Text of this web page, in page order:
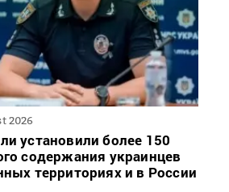
2026
установили более 150
содержания украинцев
территориях и в России